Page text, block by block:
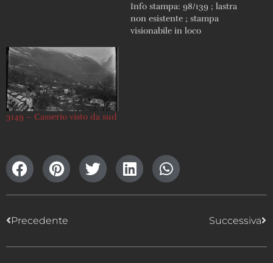
Info stampa: 98/139 ; lastra
non esistente ; stampa
visionabile in loco
3149 – Casserio visto da sud
Precedente Successiva